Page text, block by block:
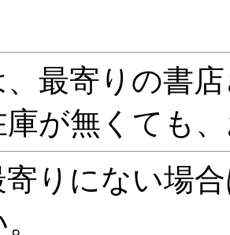
、最寄りの書
庫が無くても
りにない場